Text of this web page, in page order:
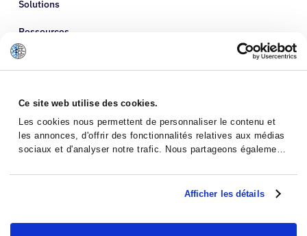
Ce site web utilise des cookies.
Les cookies nous permettent de personnaliser le contenu et
les annonces, d'offrir des fonctionnalités relatives aux médias
sociaux et d'analyser notre trafic. Nous partageons également
partenaires de médias sociaux, de publicité et d'analyse, qui
peuvent combiner celles-ci avec d'autres informations que
Afficher les détails
Solutions
Ressources
À propos de nous